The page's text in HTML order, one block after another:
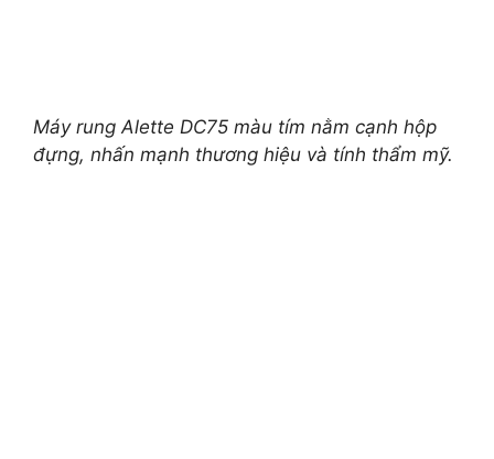
Máy rung Alette DC75 màu tím nằm cạnh hộp
đựng, nhấn mạnh thương hiệu và tính thẩm mỹ.